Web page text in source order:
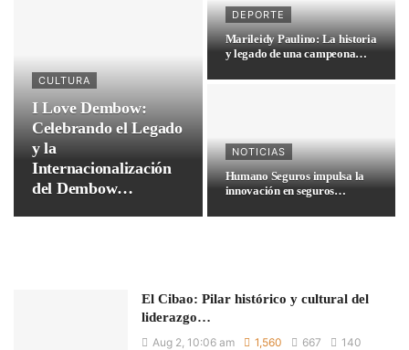
CULTURA
I Love Dembow:
Celebrando el Legado
y la
Internacionalización
del Dembow
DEPORTE
Marileidy Paulino: La historia
y legado de una campeona…
NOTICIAS
Humano Seguros impulsa la
innovación en seguros…
El Cibao: Pilar histórico y cultural del
liderazgo…
Aug 2, 10:06 am 1,560 667 140